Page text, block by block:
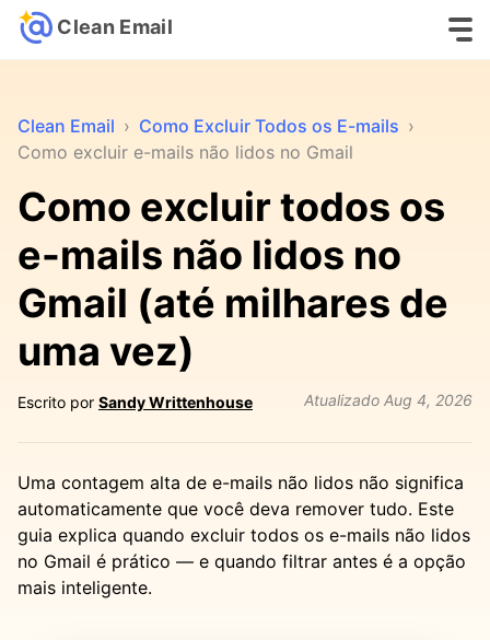
Clean Email
Clean Email › Como Excluir Todos os E-mails ›
Como excluir e-mails não lidos no Gmail
Como excluir todos os
e-mails não lidos no
Gmail (até milhares de
uma vez)
Escrito por Sandy Writtenhouse Atualizado Aug 4, 2026
Uma contagem alta de e-mails não lidos não significa
automaticamente que você deva remover tudo. Este
guia explica quando excluir todos os e-mails não lidos
no Gmail é prático — e quando filtrar antes é a opção
mais inteligente.